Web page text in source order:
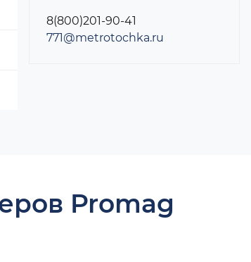
8(800)201-90-41
771@metrotochka.ru
Promag